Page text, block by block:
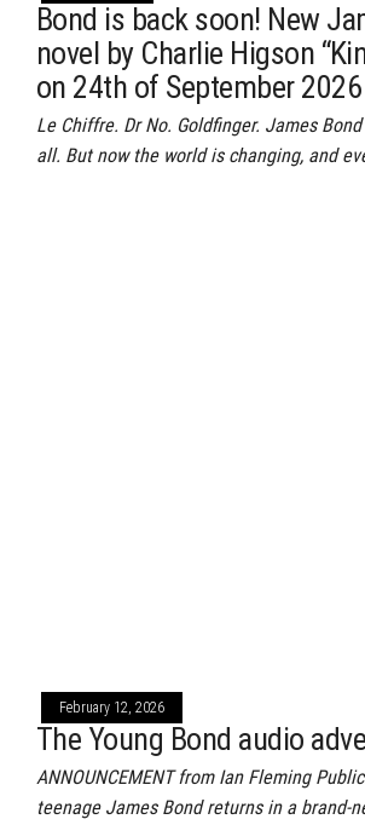
Bond is back soon! New
novel by Charlie Higson
on 24th of September 2026
Le Chiffre. Dr No. Goldfinger. James
all. But now the world is changing, and
February 12, 2026
The Young Bond audio
ANNOUNCEMENT from Ian Fleming
teenage James Bond returns in a brand-